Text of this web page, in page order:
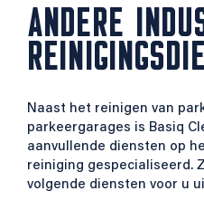
ANDERE
Naast het reinigen van
parkeergarages is Basiq
aanvullende diensten op
reiniging gespecialiseerd.
volgende diensten voor u